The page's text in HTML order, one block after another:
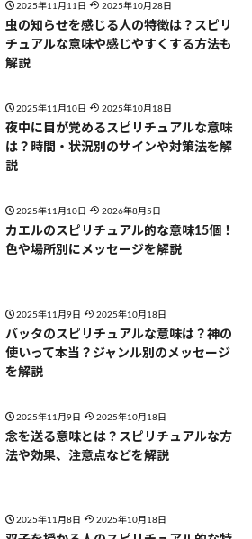
2025年11月11日 2025年10月28日
虫の知らせを感じる人の特徴は？スピリ
チュアルな意味や感じやすくする方法も
解説
2025年11月10日 2025年10月18日
夜中に目が覚めるスピリチュアルな意味
は？時間・状況別のサインや対策法を解
説
2025年11月10日 2026年8月5日
カエルのスピリチュアル的な意味15個！
色や場所別にメッセージを解説
2025年11月9日 2025年10月18日
バッタのスピリチュアルな意味は？神の
使いって本当？ジャンル別のメッセージ
を解説
2025年11月9日 2025年10月18日
念を送る意味とは？スピリチュアルな方
法や効果、注意点などを解説
2025年11月8日 2025年10月18日